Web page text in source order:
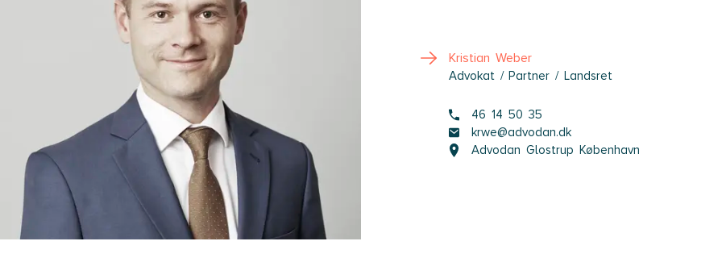
Kristian Weber
Advokat / Partner / Landsret
46 14 50 35
krwe@advodan.dk
Advodan Glostrup København